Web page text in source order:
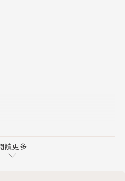
怪獸和不可測的險難。唯有
們無法逃避自己的命運……
虎之咒」系列最終回：《最
比第1、2、3集更加精彩，
包括動作、冒險、科幻及浪
白虎之咒：預言中的少女》
讀更多